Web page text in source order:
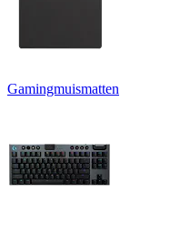
Gamingmuismatten